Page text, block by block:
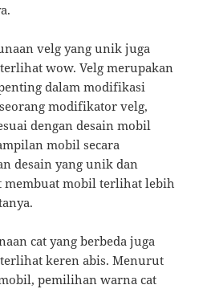
velg yang unik juga
wow. Velg merupakan
dalam modifikasi
modifikator velg,
dengan desain mobil
mobil secara
desain yang unik dan
membuat mobil terlihat lebih
cat yang berbeda juga
keren abis. Menurut
pemilihan warna cat